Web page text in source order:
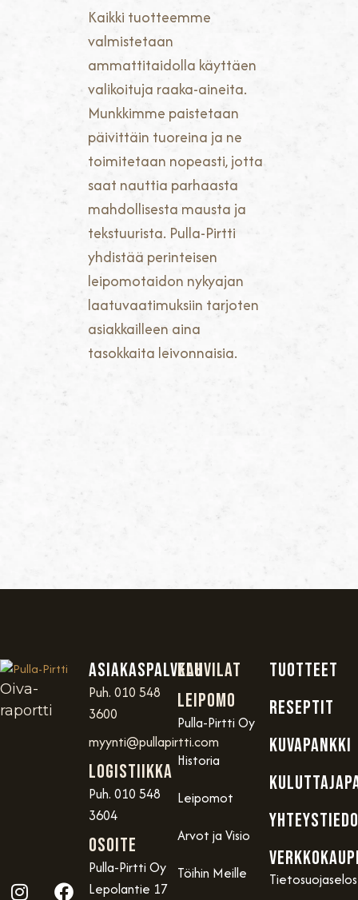
Kaikki tuotteemme
valmistetaan
ammattitaidolla käyttäen
valikoituja raaka-aineita.
Munkkimme paistetaan
päivittäin tuoreina ja ne
toimitetaan nopeasti, jotta
saat nauttia parhaasta
mahdollisesta mausta ja
tekstuurista. Pulla-Pirtti
yhdistää perinteisen
leipomotaidon nykyajan
laatuvaatimuksiin tarjoten
asiakkailleen aina
tasokkaita leivonnaisia.
Oiva-
raportti
Asiakaspalvelu
Puh. 010 548
3600
myynti@pullapirtti.com
Logistiikka
Puh. 010 548
3604
OSOITE
Pulla-Pirtti Oy
Lepolantie 17
Kahvilat
Leipomo
Pulla-Pirtti Oy
Historia
Leipomot
Arvot ja Visio
Töihin Meille
TUOTTEET
RESEPTIT
KUVAPANKKI